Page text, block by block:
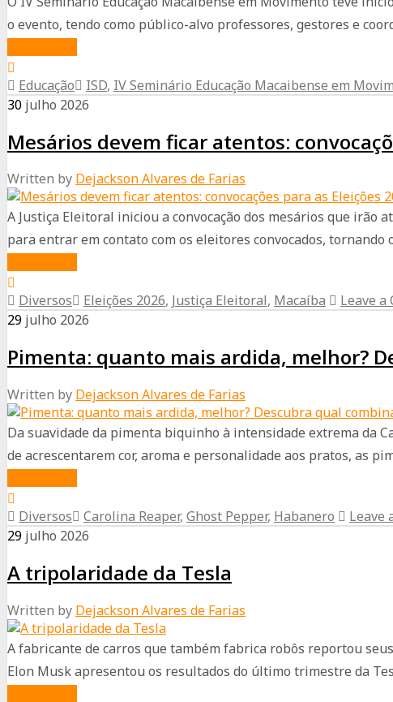
escola
da
rede,
no
Bairro
José
o evento, tendo como público-alvo professores, gestores e
Educação
Macaibense
em
tem
recorde
de
inscritos
Educação ISD, IV Seminário Educação Macaibense em
30 julho 2026
Mesários devem ficar atentos:
Written by Dejackson Alvares de Farias
A Justiça Eleitoral iniciou a convocação dos mesários que irão
para entrar em contato com os eleitores convocados, tornando
devem
ficar
atentos:
convocações
para
as
Eleições
2026
já
começaram
Diversos Eleições 2026, Justiça Eleitoral, Macaíba
Leave a
29 julho 2026
Pimenta: quanto mais ardida, melhor?
Written by Dejackson Alvares de Farias
Da suavidade da pimenta biquinho à intensidade extrema da
de acrescentarem cor, aroma e personalidade aos pratos, as
quanto
mais
ardida,
Descubra
qual
combina
com
Diversos Carolina Reaper, Ghost Pepper, Habanero
Leave
29 julho 2026
A tripolaridade da Tesla
Written by Dejackson Alvares de Farias
A fabricante de carros que também fabrica robôs reportou
Elon Musk apresentou os resultados do último trimestre da